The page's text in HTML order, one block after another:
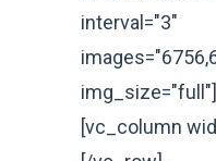
interval="3"
[vc_column